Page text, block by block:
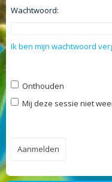
Wachtwoord:
Ik ben mijn wachtwoord
Onthouden
Mij deze sessie niet